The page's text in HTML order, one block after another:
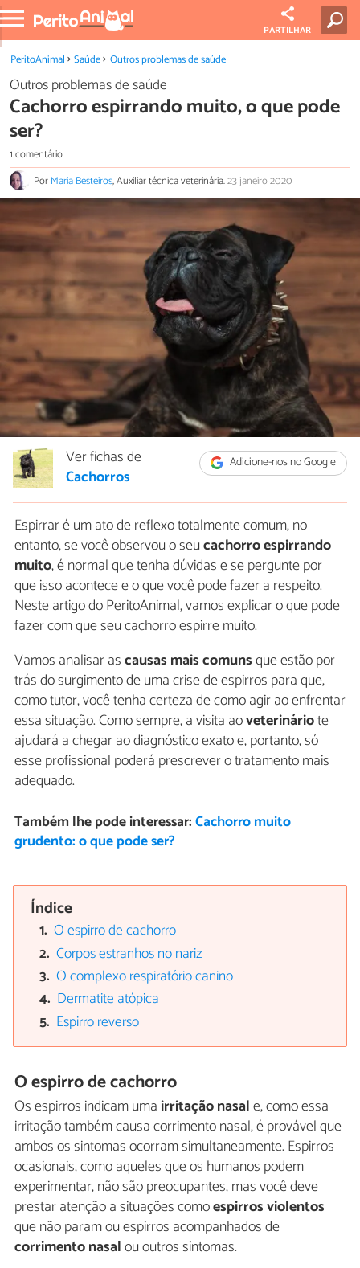
PARTILHAR
PeritoAnimal Saúde Outros problemas de saúde
Outros problemas de saúde
Cachorro espirrando muito, o que pode
ser?
1 comentário
PorMaria Besteiros, Auxiliar técnica veterinária.23 janeiro 2020
Adicione-nos no Google
Ver fichas de
Cachorros
Espirrar é um ato de reflexo totalmente comum, no
entanto, se você observou o seucachorro espirrando
muito, é normal que tenha dúvidas e se pergunte por
que isso acontece e o que você pode fazer a respeito.
Neste artigo do PeritoAnimal, vamos explicar o que pode
fazer com que seu cachorro espirre muito.
Vamos analisar ascausas mais comunsque estão por
trás do surgimento de uma crise de espirros para que,
como tutor, você tenha certeza de como agir ao enfrentar
essa situação. Como sempre, a visita aoveterináriote
ajudará a chegar ao diagnóstico exato e, portanto, só
esse profissional poderá prescrever o tratamento mais
adequado.
Também lhe pode interessar:Cachorro muito
grudento: o que pode ser?
Índice
O espirro de cachorro
Corpos estranhos no nariz
O complexo respiratório canino
Dermatite atópica
Espirro reverso
O espirro de cachorro
Os espirros indicam uma irritação nasale, como essa
irritação também causa corrimento nasal, é provável que
ambos os sintomas ocorram simultaneamente. Espirros
ocasionais, como aqueles que os humanos podem
experimentar, não são preocupantes, mas você deve
prestar atenção a situações comoespirros violentos
que não param ou espirros acompanhados de
corrimento nasalou outros sintomas.